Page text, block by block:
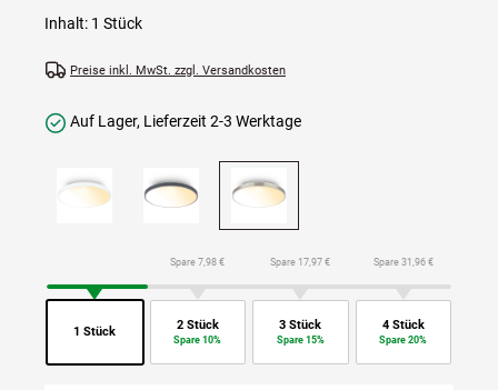
Inhalt: 1 Stück
Preise inkl. MwSt. zzgl. Versandkosten
Auf Lager, Lieferzeit 2-3 Werktage
1 Stück
Spare 7,98 €
2 Stück
Spare 10%
Spare 17,97 €
3 Stück
Spare 15%
Spare 31,96 €
4 Stück
Spare 20%